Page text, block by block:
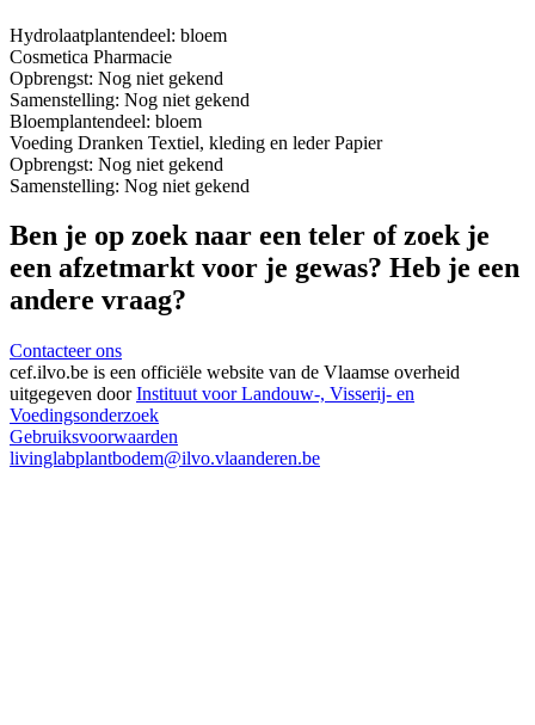
Hydrolaatplantendeel: bloem
Cosmetica Pharmacie
Opbrengst: Nog niet gekend
Samenstelling: Nog niet gekend
Bloemplantendeel: bloem
Voeding Dranken Textiel, kleding en leder Papier
Opbrengst: Nog niet gekend
Samenstelling: Nog niet gekend
Ben je op zoek naar een teler of zoek je
een afzetmarkt voor je gewas? Heb je een
andere vraag?
Contacteer ons
cef.ilvo.be is een officiële website van de Vlaamse overheid
uitgegeven doorInstituut voor Landouw-, Visserij- en
Voedingsonderzoek
Gebruiksvoorwaarden
livinglabplantbodem@ilvo.vlaanderen.be